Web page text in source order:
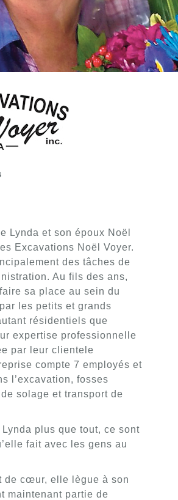
Lynda et son époux Noël
Excavations Noël Voyer.
des tâches de
Au fils des ans,
sa place au sein du
les petits et grands
résidentiels que
expertise professionnelle
par leur clientele
compte 7 employés et
l’excavation, fosses
solage et transport de
plus que tout, ce sont
fait avec les gens au
de cœur, elle lègue à son
maintenant partie de